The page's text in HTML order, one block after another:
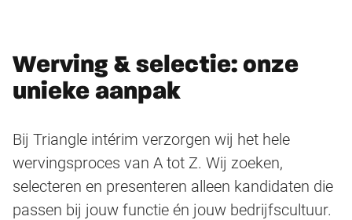
Werving & selectie: onze
unieke aanpak
Bij Triangle intérim verzorgen wij het hele
wervingsproces van A tot Z. Wij zoeken,
selecteren en presenteren alleen kandidaten die
passen bij jouw functie én jouw bedrijfscultuur.